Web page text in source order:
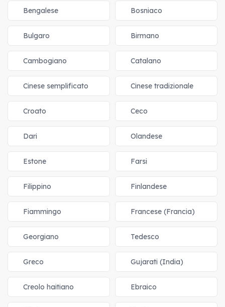
Bengalese Bosniaco
Bulgaro Birmano
Cambogiano Catalano
Cinese semplificato Cinese tradizionale
Croato Ceco
Dari Olandese
Estone Farsi
Filippino Finlandese
Fiammingo Francese (Francia)
Georgiano Tedesco
Greco Gujarati (India)
Creolo haitiano Ebraico